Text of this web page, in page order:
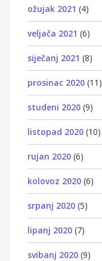
ožujak 2021 (4)
veljača 2021 (6)
siječanj 2021 (8)
prosinac 2020 (11)
studeni 2020 (9)
listopad 2020 (10)
rujan 2020 (6)
kolovoz 2020 (6)
srpanj 2020 (5)
lipanj 2020 (7)
svibanj 2020 (9)